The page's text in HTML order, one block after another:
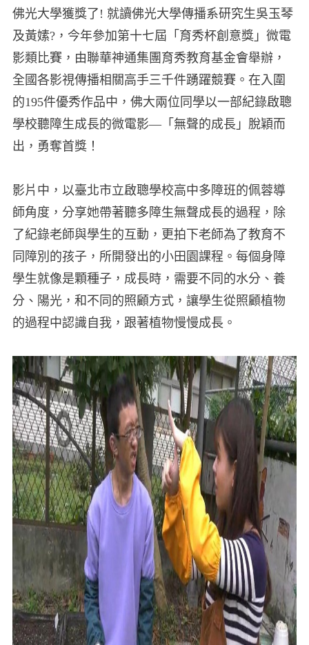
佛光大學獲獎了! 就讀佛光大學傳播系研究生吳玉琴
及黃嫊?，今年參加第十七屆「育秀杯創意獎」微電
影類比賽，由聯華神通集團育秀教育基金會舉辦，
全國各影視傳播相關高手三千件踴躍競賽。在入圍
的195件優秀作品中，佛大兩位同學以一部紀錄啟聰
學校聽障生成長的微電影—「無聲的成長」脫穎而
出，勇奪首獎！
影片中，以臺北市立啟聰學校高中多障班的佩蓉導
師角度，分享她帶著聽多障生無聲成長的過程，除
了紀錄老師與學生的互動，更拍下老師為了教育不
同障別的孩子，所開發出的小田園課程。每個身障
學生就像是顆種子，成長時，需要不同的水分、養
分、陽光，和不同的照顧方式，讓學生從照顧植物
的過程中認識自我，跟著植物慢慢成長。